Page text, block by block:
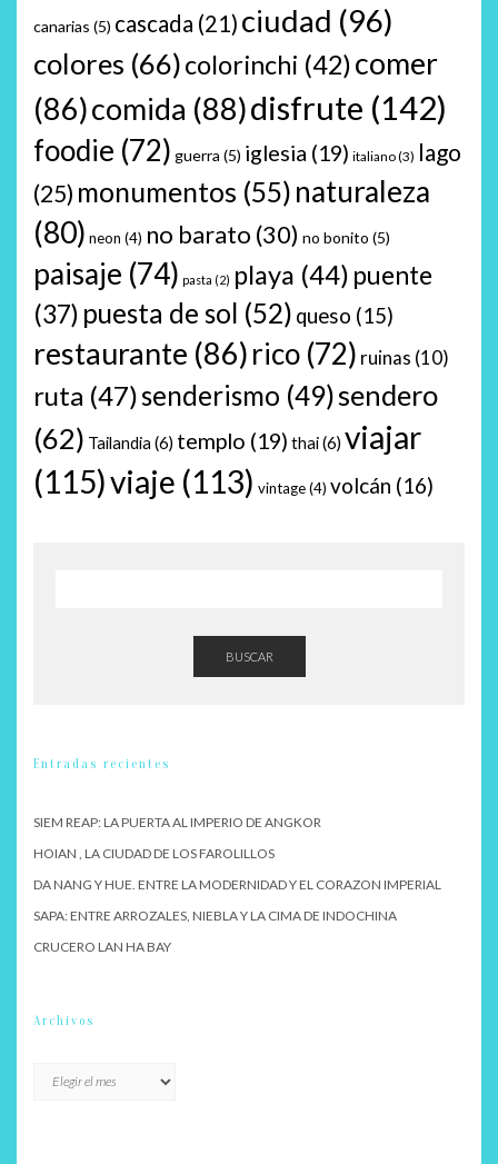
canarias (5) cascada (21) ciudad (96)
colores (66)colorinchi (42)comer
(86)comida (88)disfrute (142)
foodie (72) guerra (5) iglesia (19) italiano(3) lago
(25) monumentos (55) naturaleza
(80) neon (4) no barato (30) no bonito (5)
paisaje (74) pasta (2) playa (44) puente
(37) puesta de sol (52) queso (15)
restaurante (86)rico (72) ruinas (10)
ruta (47)senderismo (49)sendero
(62) Tailandia (6) templo (19) thai(6) viajar
(115)viaje (113) vintage(4) volcán (16)
BUSCAR
Entradas recientes
SIEM REAP: LA PUERTA AL IMPERIO DE ANGKOR
HOIAN , LA CIUDAD DE LOS FAROLILLOS
DA NANG Y HUE. ENTRE LA MODERNIDAD Y EL CORAZON IMPERIAL
SAPA: ENTRE ARROZALES, NIEBLA Y LA CIMA DE INDOCHINA
CRUCERO LAN HA BAY
Archivos